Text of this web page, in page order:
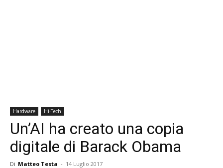
Hardware Hi-Tech
Un’AI ha creato una copia
digitale di Barack Obama
Di Matteo Testa - 14 Luglio 2017